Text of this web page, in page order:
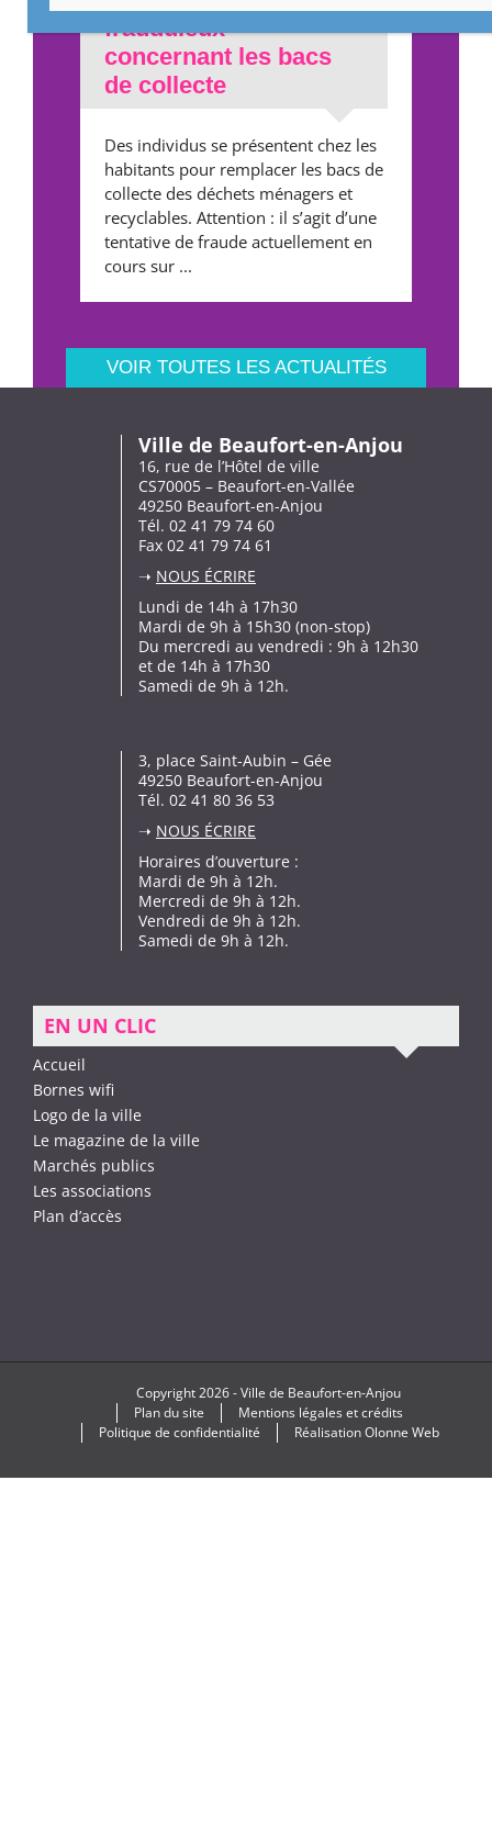
frauduleux
concernant les bacs
de collecte
Des individus se présentent chez les
habitants pour remplacer les bacs de
collecte des déchets ménagers et
recyclables. Attention : il s’agit d’une
tentative de fraude actuellement en
cours sur ...
VOIR TOUTES LES ACTUALITÉS
Ville de Beaufort-en-Anjou
16, rue de l’Hôtel de ville
CS70005 – Beaufort-en-Vallée
49250 Beaufort-en-Anjou
Tél. 02 41 79 74 60
Fax 02 41 79 74 61
➝ NOUS ÉCRIRE
Lundi de 14h à 17h30
Mardi de 9h à 15h30 (non-stop)
Du mercredi au vendredi : 9h à 12h30
et de 14h à 17h30
Samedi de 9h à 12h.
3, place Saint-Aubin – Gée
49250 Beaufort-en-Anjou
Tél. 02 41 80 36 53
➝ NOUS ÉCRIRE
Horaires d’ouverture :
Mardi de 9h à 12h.
Mercredi de 9h à 12h.
Vendredi de 9h à 12h.
Samedi de 9h à 12h.
EN UN CLIC
Accueil
Bornes wifi
Logo de la ville
Le magazine de la ville
Marchés publics
Les associations
Plan d’accès
Copyright2026 -Ville de Beaufort-en-Anjou
Plan du site
Mentions légales et crédits
Politique de confidentialité
RéalisationOlonne Web